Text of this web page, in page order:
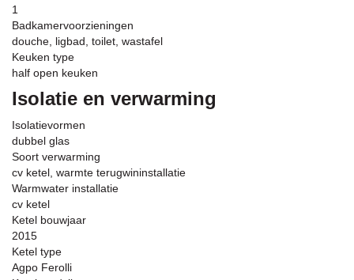
1
Badkamervoorzieningen
douche, ligbad, toilet, wastafel
Keuken type
half open keuken
Isolatie en verwarming
Isolatievormen
dubbel glas
Soort verwarming
cv ketel, warmte terugwininstallatie
Warmwater installatie
cv ketel
Ketel bouwjaar
2015
Ketel type
Agpo Ferolli